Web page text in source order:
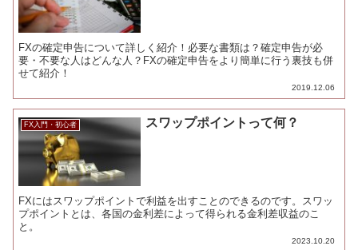
FXの確定申告について詳しく紹介！必要な書類は？確定申告が必
要・不要な人はどんな人？FXの確定申告をより簡単に行う裏技も併
せて紹介！
2019.12.06
FX入門・初心者 スワップポイントって何？
FXにはスワップポイントで利益を出すことのできるのです。スワッ
プポイントとは、各国の金利差によって得られる金利差収益のこ
と。
2023.10.20